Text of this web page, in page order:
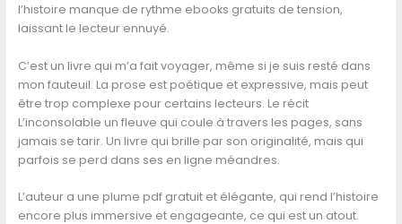
l’histoire manque de rythme ebooks gratuits de tension,
laissant le lecteur ennuyé.
C’est un livre qui m’a fait voyager, même si je suis resté dans
mon fauteuil. La prose est poétique et expressive, mais peut
être trop complexe pour certains lecteurs. Le récit
L’inconsolable un fleuve qui coule à travers les pages, sans
jamais se tarir. Un livre qui brille par son originalité, mais qui
parfois se perd dans ses en ligne méandres.
L’auteur a une plume pdf gratuit et élégante, qui rend l’histoire
encore plus immersive et engageante, ce qui est un atout.